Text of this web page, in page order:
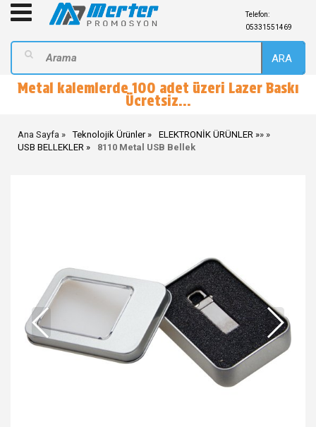
Telefon:
05331551469
ARA
Metal kalemlerde 100 adet üzeri Lazer Baskı
Ücretsiz...
Ana Sayfa Teknolojik Ürünler »
ELEKTRONİK ÜRÜNLER
»
USB BELLEKLER
8110 Metal USB Bellek